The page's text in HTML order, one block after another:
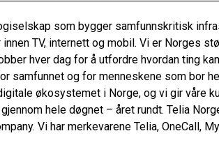
som bygger samfunnskritisk
TV, internett og mobil. Vi er Norges
hver dag for å utfordre hvordan ting
samfunnet og for menneskene som bor
økosystemet i Norge, og vi gir våre
hele døgnet – året rundt. Telia
Vi har merkevarene Telia, OneCall,